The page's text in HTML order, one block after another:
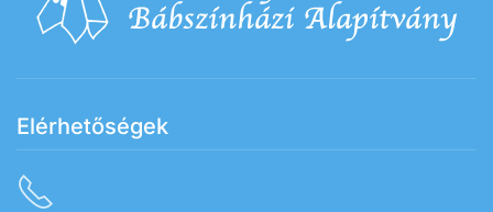
Elérhetőségek